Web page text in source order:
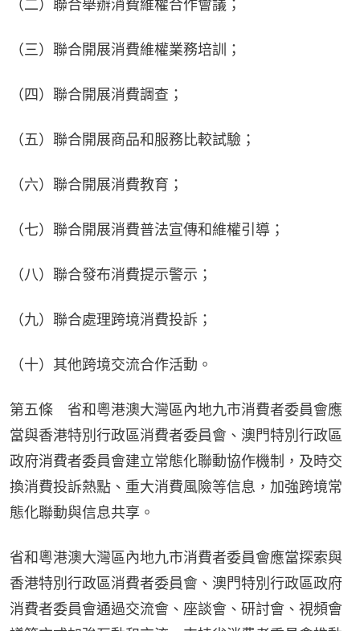
（二）聯合舉辦消費維權合作會議；
（三）聯合開展消費維權業務培訓；
（四）聯合開展消費調查；
（五）聯合開展商品和服務比較試驗；
（六）聯合開展消費教育；
（七）聯合開展消費普法宣傳和維權引導；
（八）聯合發布消費提示警示；
（九）聯合處理跨境消費投訴；
（十）其他跨境交流合作活動。
第五條　省和粵港澳大灣區內地九市消費者委員會應
當與香港特別行政區消費者委員會、澳門特別行政區
政府消費者委員會建立常態化聯動協作機制，及時交
換消費投訴熱點、重大消費風險等信息，加強跨境常
態化聯動與信息共享。
省和粵港澳大灣區內地九市消費者委員會應當探索與
香港特別行政區消費者委員會、澳門特別行政區政府
消費者委員會通過交流會、座談會、研討會、視頻會